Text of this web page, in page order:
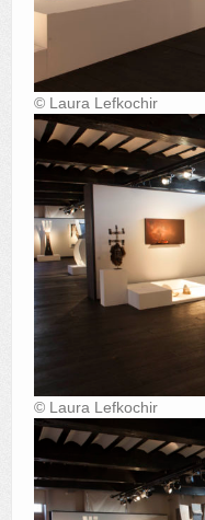
© Laura Lefkochir
© Laura Lefkochir